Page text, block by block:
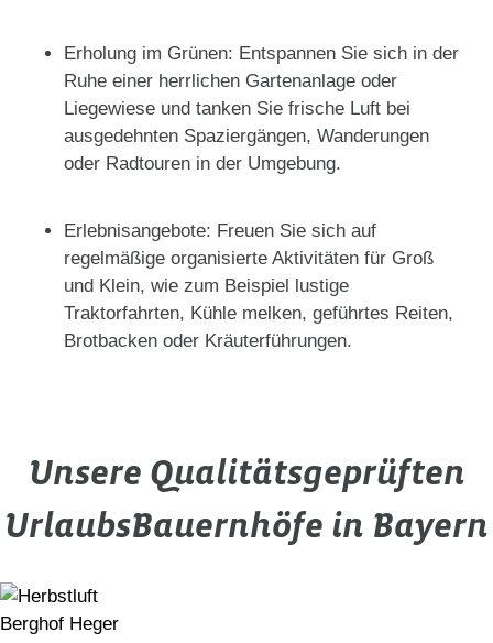
Erholung im Grünen: Entspannen Sie sich in der
Ruhe einer herrlichen Gartenanlage oder
Liegewiese und tanken Sie frische Luft bei
ausgedehnten Spaziergängen, Wanderungen
oder Radtouren in der Umgebung.
Erlebnisangebote: Freuen Sie sich auf
regelmäßige organisierte Aktivitäten für Groß
und Klein, wie zum Beispiel lustige
Traktorfahrten, Kühle melken, geführtes Reiten,
Brotbacken oder Kräuterführungen.
Unsere Qualitätsgeprüften
UrlaubsBauernhöfe in Bayern
Berghof Heger